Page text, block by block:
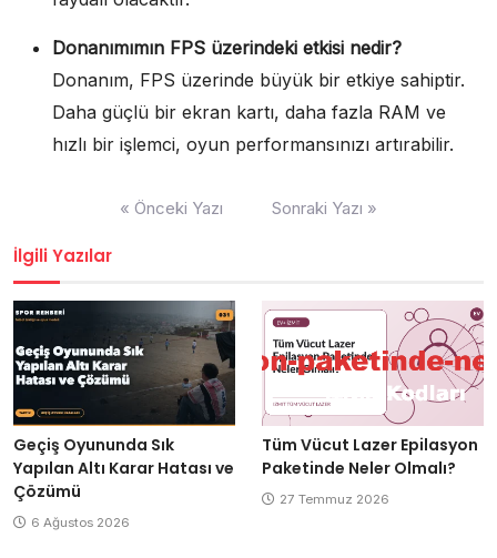
Donanımımın FPS üzerindeki etkisi nedir?
Donanım, FPS üzerinde büyük bir etkiye sahiptir.
Daha güçlü bir ekran kartı, daha fazla RAM ve
hızlı bir işlemci, oyun performansınızı artırabilir.
« Önceki Yazı Sonraki Yazı »
İlgili Yazılar
Geçiş Oyununda Sık
Yapılan Altı Karar Hatası ve
Çözümü
6 Ağustos 2026
Tüm Vücut Lazer Epilasyon
Paketinde Neler Olmalı?
27 Temmuz 2026